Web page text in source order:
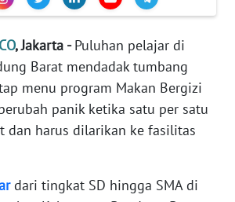
, Jakarta -Puluhan pelajar di
Barat mendadak tumbang
menu program Makan Bergizi
panik ketika satu per satu
dan harus dilarikan ke fasilitas
dari tingkat SD hingga SMA di